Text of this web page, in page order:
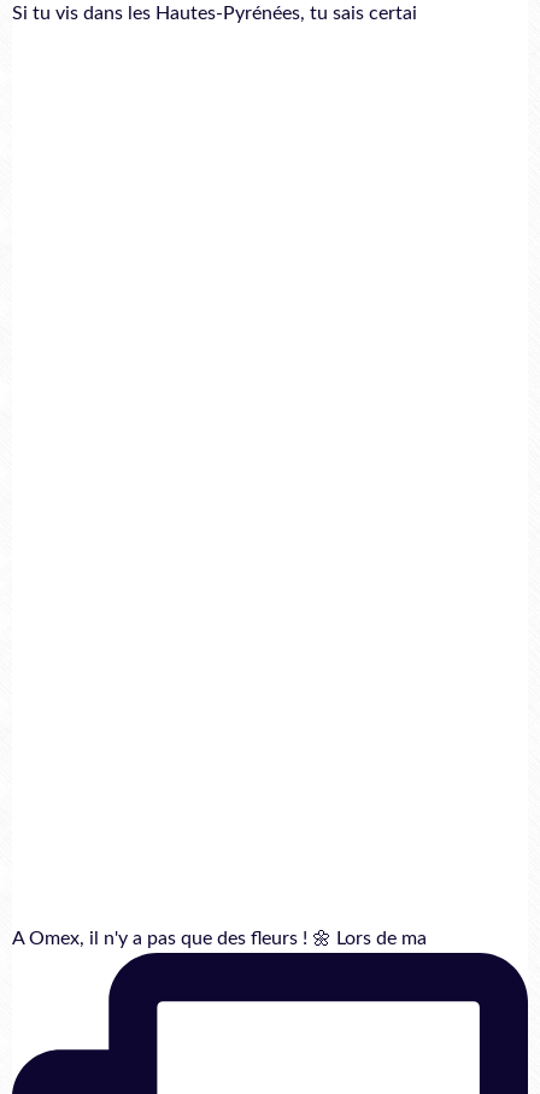
Si tu vis dans les Hautes-Pyrénées, tu sais certai
A Omex, il n'y a pas que des fleurs ! 🌼 Lors de ma